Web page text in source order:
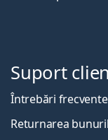
Suport
Întrebări frecvente
Returnarea